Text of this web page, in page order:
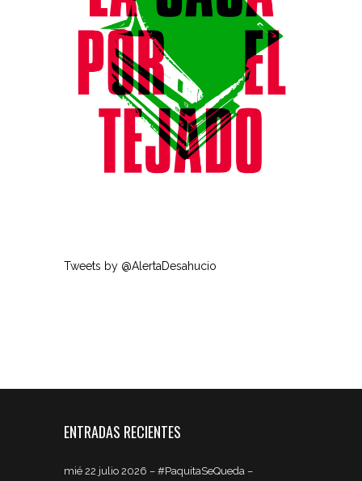
Tweets by @AlertaDesahucio
ENTRADAS RECIENTES
mié 22 julio 2026 – #PaquitaSeQueda –